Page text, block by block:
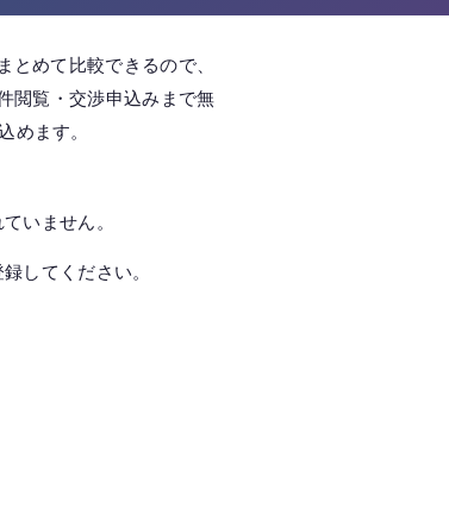
めて比較できるので、
閲覧・交渉申込みまで無
めます。
いません。
してください。